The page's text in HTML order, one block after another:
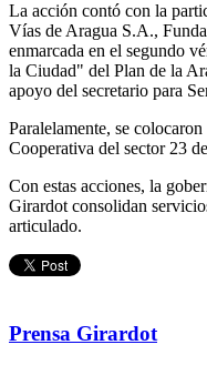
La acción contó con la
Vías de Aragua S.A.,
enmarcada en el segundo
la Ciudad" del Plan de la
apoyo del secretario para
Paralelamente, se
Cooperativa del sector 23
Con estas acciones, la
Girardot consolidan
articulado.
Prensa Girardot